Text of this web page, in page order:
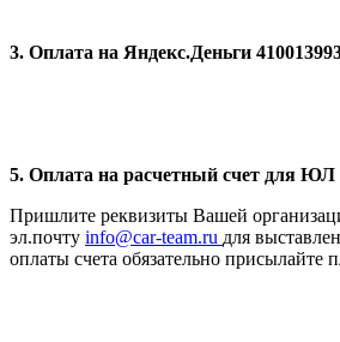
3. Оплата на Яндекс.Деньги
5. Оплата на расчетный счет для
Пришлите реквизиты Вашей
эл.почту info@car-team.ru для
оплаты счета обязательно присылайте